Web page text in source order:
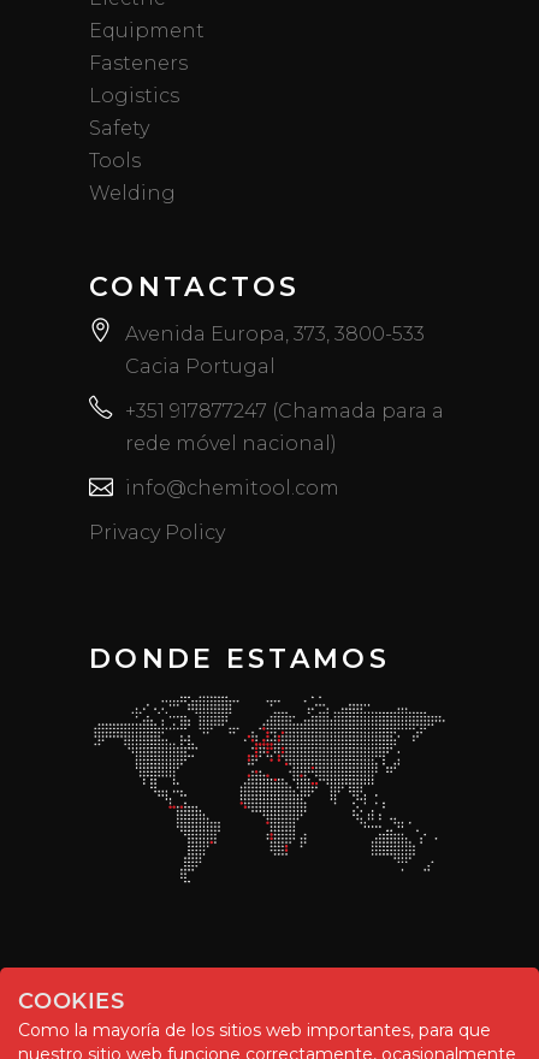
Equipment
Fasteners
Logistics
Safety
Tools
Welding
CONTACTOS
Avenida Europa, 373, 3800-533
Cacia Portugal
+351 917877247 (Chamada para a
rede móvel nacional)
info@chemitool.com
Privacy Policy
DONDE ESTAMOS
COOKIES
Como la mayoría de los sitios web importantes, para que
nuestro sitio web funcione correctamente, ocasionalmente